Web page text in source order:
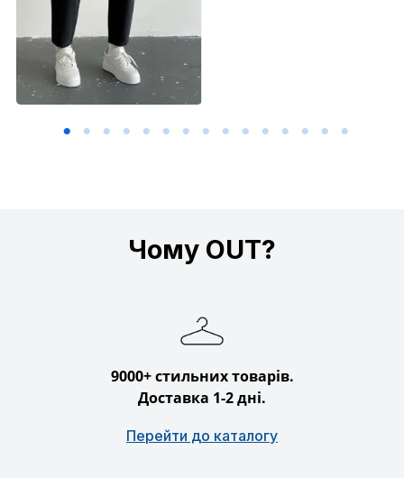
Чому OUT?
9000+ стильних товарів.
Доставка 1-2 дні.
Перейти до каталогу